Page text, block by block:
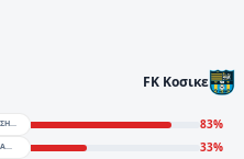
FK Κοσικε
ΕΠΙΘΕΣΗ 83%
ΑΜΥΝΑ 33%